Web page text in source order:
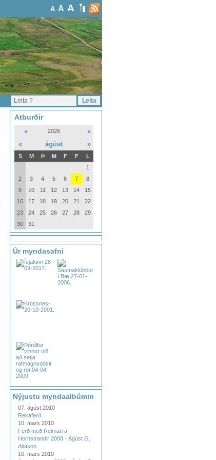
A A A
Atburðir
« 2026
»
«
ágúst »
S M Þ M F F
L
1
2
3 4 5 6 7
8
9
10 11 12 13 14
15
16
17 18 19 20 21
22
23
24 25 26 27 28
29
30
31
Úr myndasafni
Nýjustu myndaalbúmin
07. ágúst 2010
Rekaferð.
10. mars 2010
Ferð með Reimari á
Hornstrandir 2008 - Ágúst G.
Atlason
10. mars 2010